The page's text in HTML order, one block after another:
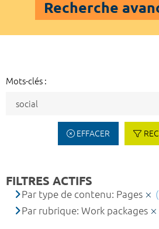
Recherche
Mots-clés :
EFFACER
FILTRES ACTIFS
Par type de contenu: Pages
Par rubrique: Work packages